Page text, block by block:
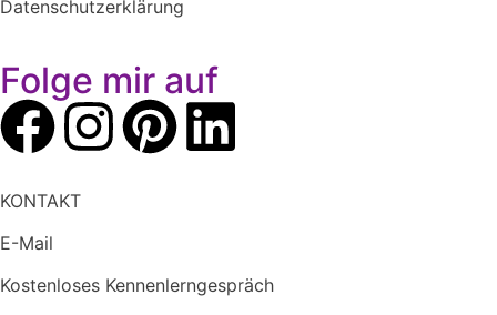
Datenschutzerklärung
Folge mir auf
KONTAKT
E-Mail
Kostenloses Kennenlerngespräch